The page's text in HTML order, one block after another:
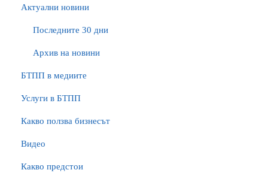
Актуални новини
Последните 30 дни
Архив на новини
БTПП в медиите
Услуги в БТПП
Какво ползва бизнесът
Видео
Какво предстои